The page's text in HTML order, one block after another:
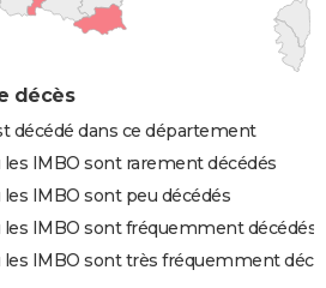
décès
décédé dans ce département
IMBO sont rarement décédés
IMBO sont peu décédés
IMBO sont fréquemment décédés
IMBO sont très fréquemment